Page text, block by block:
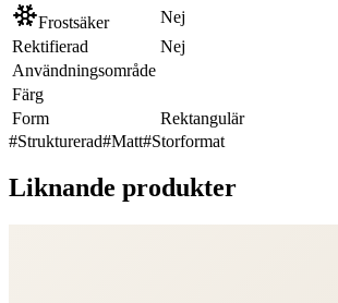
Frostsäker
Nej
Rektifierad
Nej
Användningsområde
Färg
Form
Rektangulär
#Strukturerad#Matt#Storformat
Liknande produkter